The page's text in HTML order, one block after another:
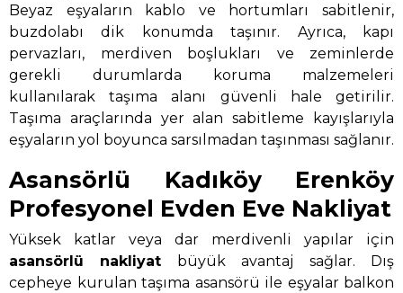
Beyaz eşyaların kablo ve hortumları sabitlenir,
buzdolabı dik konumda taşınır. Ayrıca, kapı
pervazları, merdiven boşlukları ve zeminlerde
gerekli durumlarda koruma malzemeleri
kullanılarak taşıma alanı güvenli hale getirilir.
Taşıma araçlarında yer alan sabitleme kayışlarıyla
eşyaların yol boyunca sarsılmadan taşınması sağlanır.
Asansörlü Kadıköy Erenköy
Profesyonel Evden Eve Nakliyat
Yüksek katlar veya dar merdivenli yapılar için
asansörlü nakliyat büyük avantaj sağlar. Dış
cepheye kurulan taşıma asansörü ile eşyalar balkon